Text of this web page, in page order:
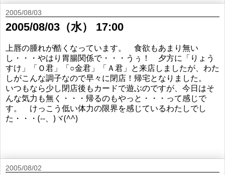
2005/08/03
2005/08/03（水） 17:00
上唇の腫れが酷くなっています。 食欲もあまり無い
し・・・やはり胃腸関係で・・・うぅ！ 夕方に「りょう
すけ」「Ｏ君」「○金君」「Ａ君」と来店しましたが、わた
しがこんな調子なので早々に閉店！帰宅となりました。
いつもなら少し閉店後もカードで遊ぶのですが、今日はそ
んな気力も無く・・・帰るのもやっと・・・って感じで
す。 けっこう低い体力の限界を感じているわたしでし
た・・・(--、)ヾ(^^)
2005/08/02